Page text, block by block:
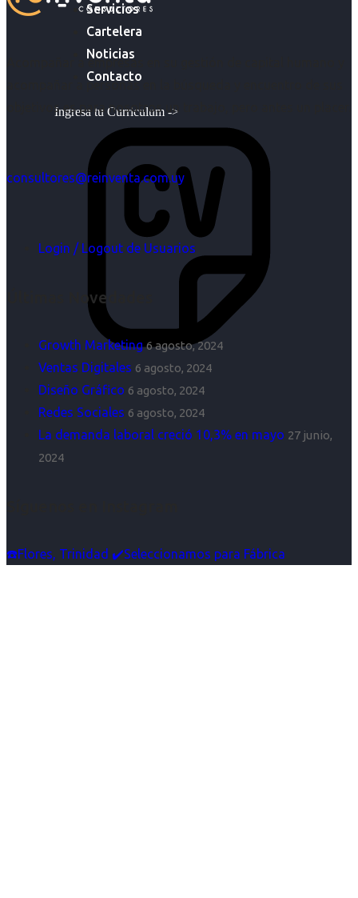
Servicios
Cartelera
Noticias
Contacto
Ingresa tu Curriculum ->
Acompañar a empresas en su gestión de capital humano y
acompañar a personas en la búsqueda y encuentro de sus
objetivos es para nosotros un trabajo, pero antes un placer.
consultores@reinventa.com.uy
Login / Logout de Usuarios
Últimas Novedades
Growth Marketing 6 agosto, 2024
Ventas Digitales 6 agosto, 2024
Diseño Gráfico 6 agosto, 2024
Redes Sociales 6 agosto, 2024
La demanda laboral creció 10,3% en mayo 27 junio,
2024
☎️Flores, Trinidad ✔️Seleccionamos para Fábrica